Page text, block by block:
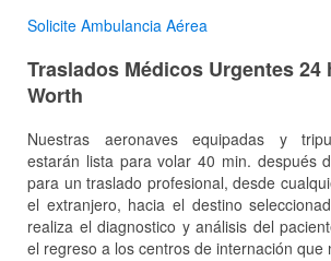
Solicite Ambulancia Aérea
Traslados Médicos Urgentes 24
Worth
Nuestras aeronaves equipadas y
estarán lista para volar 40 min. después
para un traslado profesional, desde
el extranjero, hacia el destino
realiza el diagnostico y análisis del
el regreso a los centros de internación que